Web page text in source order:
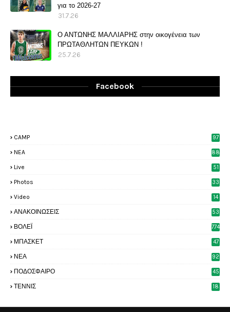
για το 2026-27
31.7.26
Ο ΑΝΤΩΝΗΣ ΜΑΛΛΙΑΡΗΣ στην οικογένεια των
ΠΡΩΤΑΘΛΗΤΩΝ ΠΕΥΚΩΝ !
25.7.26
Facebook
CAMP 97
NEA 88
Live 51
Photos
33
Video
14
ΑΝΑΚΟΙΝΩΣΕΙΣ
53
ΒΟΛΕΪ 774
ΜΠΑΣΚΕΤ
47
ΝΕΑ
92
ΠΟΔΟΣΦΑΙΡΟ
45
ΤΕΝΝΙΣ
18